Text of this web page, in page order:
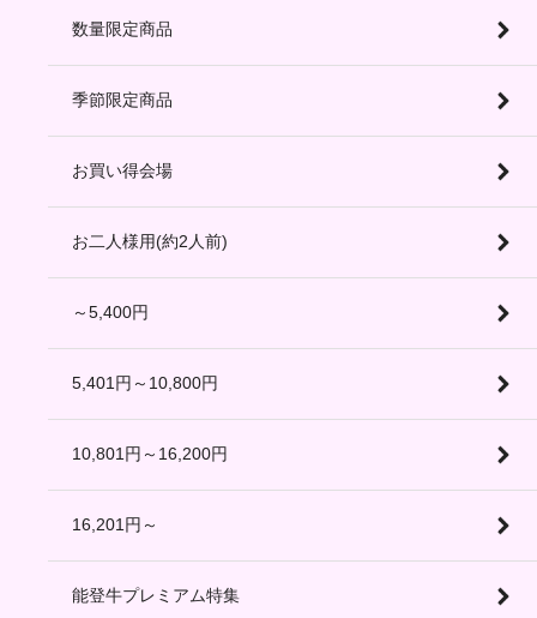
数量限定商品
季節限定商品
お買い得会場
お二人様用(約2人前)
～5,400円
5,401円～10,800円
10,801円～16,200円
16,201円～
能登牛プレミアム特集